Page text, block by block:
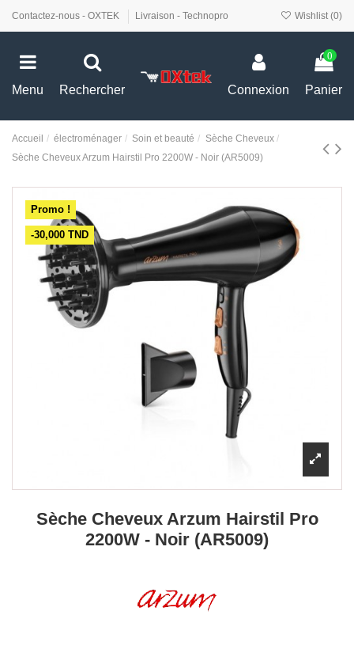
Contactez-nous - OXTEK Livraison - Technopro Wishlist (0)
Menu Rechercher Connexion
0
Panier
Accueil électroménager Soin et beauté
Sèche Cheveux
Sèche Cheveux Arzum Hairstil Pro 2200W - Noir (AR5009)
Promo !
-30,000 TND
Sèche Cheveux Arzum Hairstil Pro
2200W - Noir (AR5009)